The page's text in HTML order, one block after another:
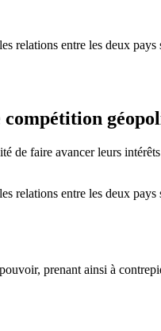
entre les deux pays
de faire avancer leurs
entre les deux pays
prenant ainsi à